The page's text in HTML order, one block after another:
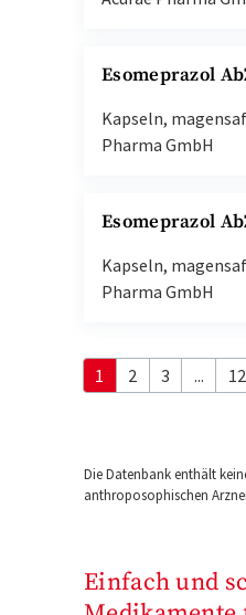
Esomeprazol
Kapseln,
Pharma GmbH
Esomeprazol
Kapseln,
Pharma GmbH
1 2 3 ... 12
Die Datenbank enthält
anthroposophischen
Einfach und